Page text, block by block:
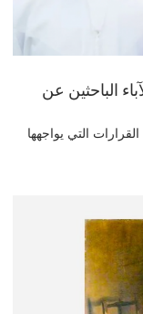
الباحثين عن
التي يواجهها